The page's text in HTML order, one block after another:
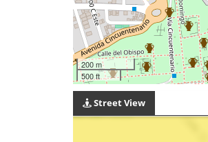
200 m
500 ft
Street View